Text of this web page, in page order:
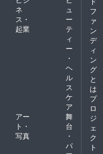
ネ
ス・
起業
ュ
ー
テ
ィ
ー
・
ヘ
ル
ス
ケ
ア
アー
ト・
写真
舞
台
・
パ
フ
ァ
ン
デ
ィ
ン
グ
と
は
プ
ロ
ジ
ェ
ク
ト